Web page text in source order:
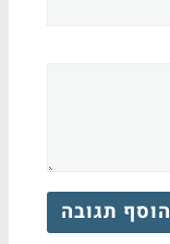
הוסף תגובה